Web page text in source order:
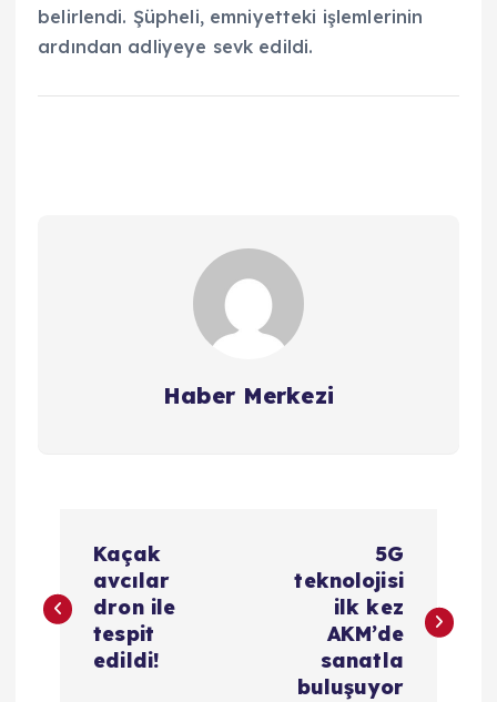
belirlendi. Şüpheli, emniyetteki işlemlerinin
ardından adliyeye sevk edildi.
Haber Merkezi
a
z
Kaçak
avcılar
dron ile
tespit
edildi!
5G
teknolojisi
ilk kez
AKM’de
sanatla
buluşuyor